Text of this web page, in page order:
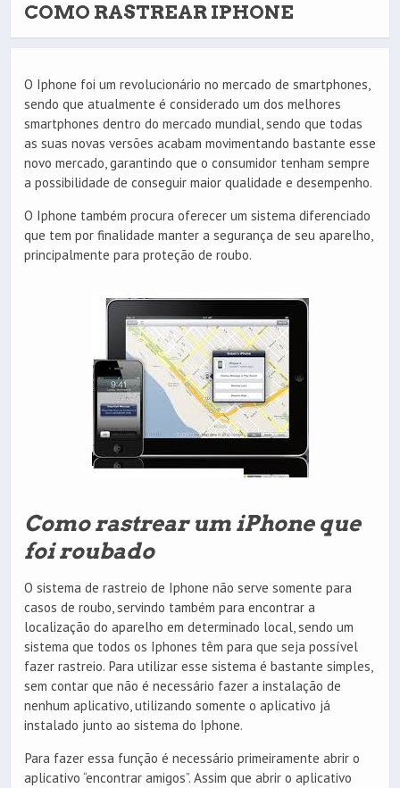
COMO RASTREAR IPHONE
O Iphone foi um revolucionário no mercado de smartphones,
sendo que atualmente é considerado um dos melhores
smartphones dentro do mercado mundial, sendo que todas
as suas novas versões acabam movimentando bastante esse
novo mercado, garantindo que o consumidor tenham sempre
a possibilidade de conseguir maior qualidade e desempenho.
O Iphone também procura oferecer um sistema diferenciado
que tem por finalidade manter a segurança de seu aparelho,
principalmente para proteção de roubo.
Como rastrear um iPhone que
foi roubado
O sistema de rastreio de Iphone não serve somente para
casos de roubo, servindo também para encontrar a
localização do aparelho em determinado local, sendo um
sistema que todos os Iphones têm para que seja possível
fazer rastreio. Para utilizar esse sistema é bastante simples,
sem contar que não é necessário fazer a instalação de
nenhum aplicativo, utilizando somente o aplicativo já
instalado junto ao sistema do Iphone.
Para fazer essa função é necessário primeiramente abrir o
aplicativo “encontrar amigos”. Assim que abrir o aplicativo